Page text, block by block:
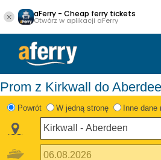
aFerry - Cheap ferry tickets
Otwórz w aplikacji aFerry
Prom z Kirkwall do
Powrót W jedną stronę Inne dane